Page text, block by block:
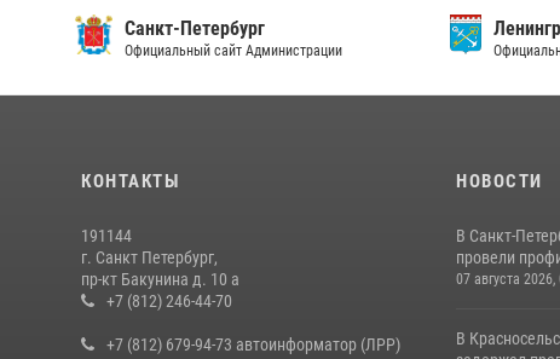
Санкт-Петербург
Официальный сайт Администрации
КОНТАКТЫ
191144
г. Санкт Петербург,
пр-кт Бакунина д. 10 а
+7 (812) 246-44-70
+7 (812) 679-94-73 автоинформатор (ЛРР)
НОВОСТИ
В Санкт-
провели
07 августа 2026,
В